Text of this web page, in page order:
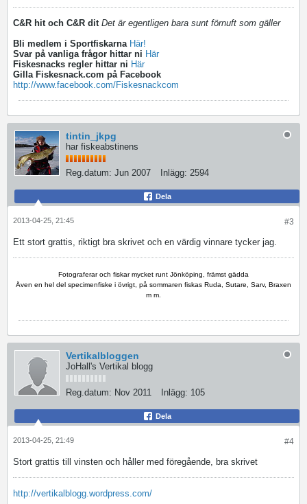
C&R hit och C&R dit Det är egentligen bara sunt förnuft som gäller
Bli medlem i Sportfiskarna Här!
Svar på vanliga frågor hittar ni Här
Fiskesnacks regler hittar ni Här
Gilla Fiskesnack.com på Facebook
http://www.facebook.com/Fiskesnackcom
tintin_jkpg
har fiskeabstinens
Reg.datum: Jun 2007 Inlägg: 2594
Dela
#3
2013-04-25, 21:45
Ett stort grattis, riktigt bra skrivet och en värdig vinnare tycker jag.
Fotograferar och fiskar mycket runt Jönköping, främst gädda
Även en hel del specimenfiske i övrigt, på sommaren fiskas Ruda, Sutare, Sarv, Braxen
m m.
Vertikalbloggen
JoHall's Vertikal blogg
Reg.datum: Nov 2011 Inlägg: 105
Dela
#4
2013-04-25, 21:49
Stort grattis till vinsten och håller med föregående, bra skrivet
http://vertikalblogg.wordpress.com/